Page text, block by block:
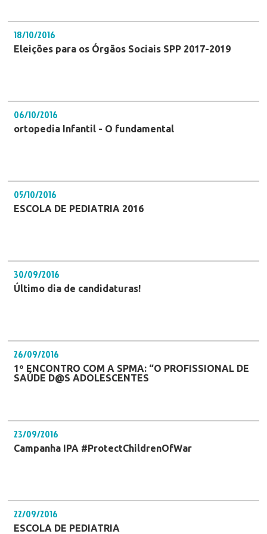
18/10/2016
Eleições para os Órgãos Sociais SPP 2017-2019
06/10/2016
ortopedia Infantil - O fundamental
05/10/2016
ESCOLA DE PEDIATRIA 2016
30/09/2016
Último dia de candidaturas!
26/09/2016
1º ENCONTRO COM A SPMA: “O PROFISSIONAL DE
SAÚDE D@S ADOLESCENTES
23/09/2016
Campanha IPA #ProtectChildrenOfWar
22/09/2016
ESCOLA DE PEDIATRIA